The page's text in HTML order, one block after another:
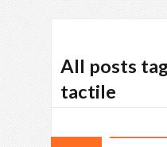
All posts
tactile